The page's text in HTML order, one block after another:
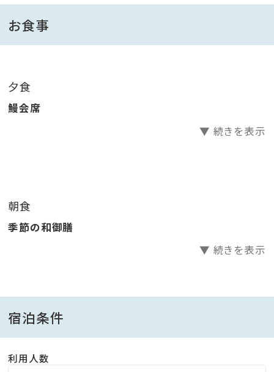
・鰻の飯蒸し 銀餡かけ
■お食事
宴会場にてご用意いたします。ゆっくりとお食事をお楽
大人と同じお食事をご希望のお子様は「大人」でご予
約ください。
お食事
夕食
鰻会席
▼ 続きを表示
朝食
季節の和御膳
▼ 続きを表示
宿泊条件
利用人数